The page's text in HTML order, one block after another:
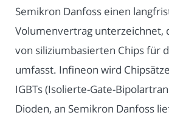
Semikron Danfoss einen
Volumenvertrag unterzeichnet,
von siliziumbasierten Chips für
umfasst. Infineon wird
IGBTs (Isolierte-Gate-
Dioden, an Semikron Danfoss